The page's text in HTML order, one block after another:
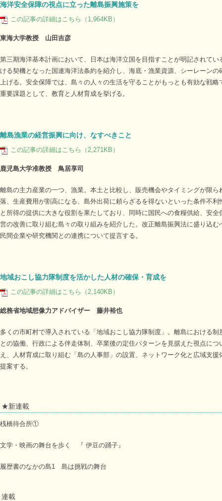
海洋安全保障の視点に立った離島振興施策を
この記事の詳細はこちら（1,964KB）
東海大学教授 山田吉彦
第三期海洋基本計画において、日本は海洋立国を目指すことが明記されて
ける契機となった国連海洋法条約を紹介し、海底・漁業資源、シーレーン
上げる。安全保障では、島々の人々の生活を守ることがもっとも有効な戦
重要課題として、教育と人材育成を挙げる。
離島漁業の経営振興に向け、なすべきこと
この記事の詳細はこちら（2,271KB）
鹿児島大学准教授 鳥居享司
離島の主力産業の一つ、漁業。本土と比較し、販売機会やタイミングが限
落、生産費用が割高になる、島外出荷に頼らざるを得ないといった条件不
と所得の提供に大きな役割を果たしており、同時に国民への食糧供給、安
営の改善に取り組む島々の取り組みを紹介した。改正離島振興法に盛り込
民間企業や研究機関との連携について提言する。
地域おこし協力隊制度を活かした人材の確保・育成を
この記事の詳細はこちら（2,140KB）
総務省地域想像力アドバイザー 藤井裕也
多くの市町村で導入されている「地域おこし協力隊制度」。離島における
との協働、行政による伴走体制、卒業後の定住パターンを見据えた視点に
え、人材育成に取り組む「島の人事部」の設置、ネットワーク化と広域支
提案する。
★新連載
桟橋待合所①
文学・映画の舞台を歩く 『 伊豆の踊子』
履歴書のなかの島1 島は挑戦の舞台
連載